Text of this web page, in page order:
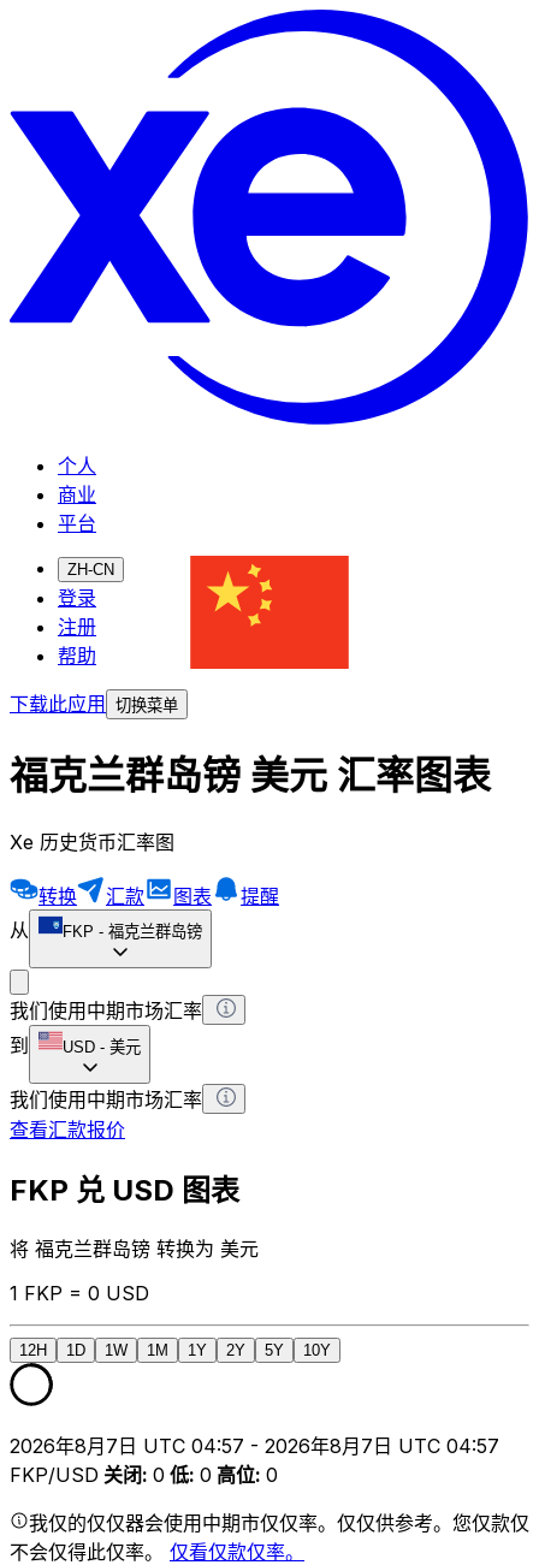
个人
商业
平台
ZH-CN
登录
注册
帮助
下载此应用
切换菜单
福克兰群岛镑 美元 汇率图表
Xe 历史货币汇率图
转换 汇款 图表
提醒
从
FKP - 福克兰群岛镑
我们使用中期市场汇率
到
USD - 美元
我们使用中期市场汇率
查看汇款报价
FKP 兑 USD 图表
将 福克兰群岛镑 转换为 美元
1 FKP = 0 USD
12H 1D 1W 1M 1Y 2Y 5Y 10Y
2026年8月7日 UTC 04:57 - 2026年8月7日 UTC 04:57
FKP/USD 关闭: 0 低: 0 高位: 0
我仅的仅仅器会使用中期市仅仅率。仅仅供参考。您仅款仅
不会仅得此仅率。 仅看仅款仅率。